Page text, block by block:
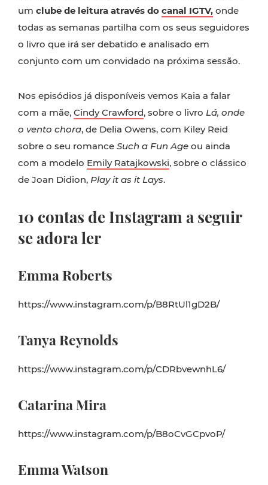
um clube de leitura através do canal IGTV, onde
todas as semanas partilha com os seus seguidores
o livro que irá ser debatido e analisado em
conjunto com um convidado na próxima sessão.
Nos episódios já disponíveis vemos Kaia a falar
com a mãe, Cindy Crawford, sobre o livro Lá, onde
o vento chora, de Delia Owens, com Kiley Reid
sobre o seu romance Such a Fun Age ou ainda
com a modelo Emily Ratajkowski, sobre o clássico
de Joan Didion, Play it as it Lays.
10 contas de Instagram a seguir
se adora ler
Emma Roberts
https://www.instagram.com/p/B8RtUl1gD2B/
Tanya Reynolds
https://www.instagram.com/p/CDRbvewnhL6/
Catarina Mira
https://www.instagram.com/p/B8oCvGCpvoP/
Emma Watson